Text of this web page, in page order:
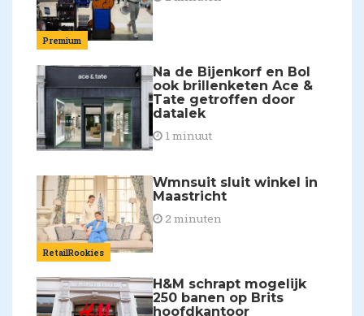
Premium
Na de Bijenkorf en Bol
ook brillenketen Ace &
Tate getroffen door
datalek
1 minuut
RetailRookies
Wmnsuit sluit winkel in
Maastricht
2 minuten
H&M schrapt mogelijk
250 banen op Brits
hoofdkantoor